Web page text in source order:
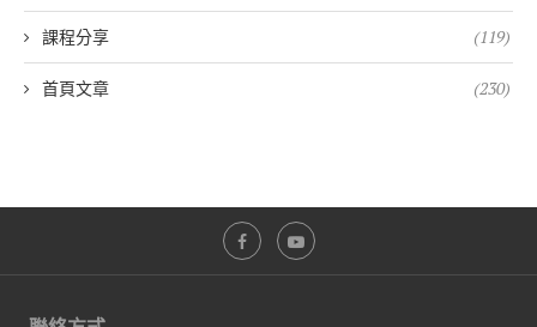
課程分享 (119)
首頁文章 (230)